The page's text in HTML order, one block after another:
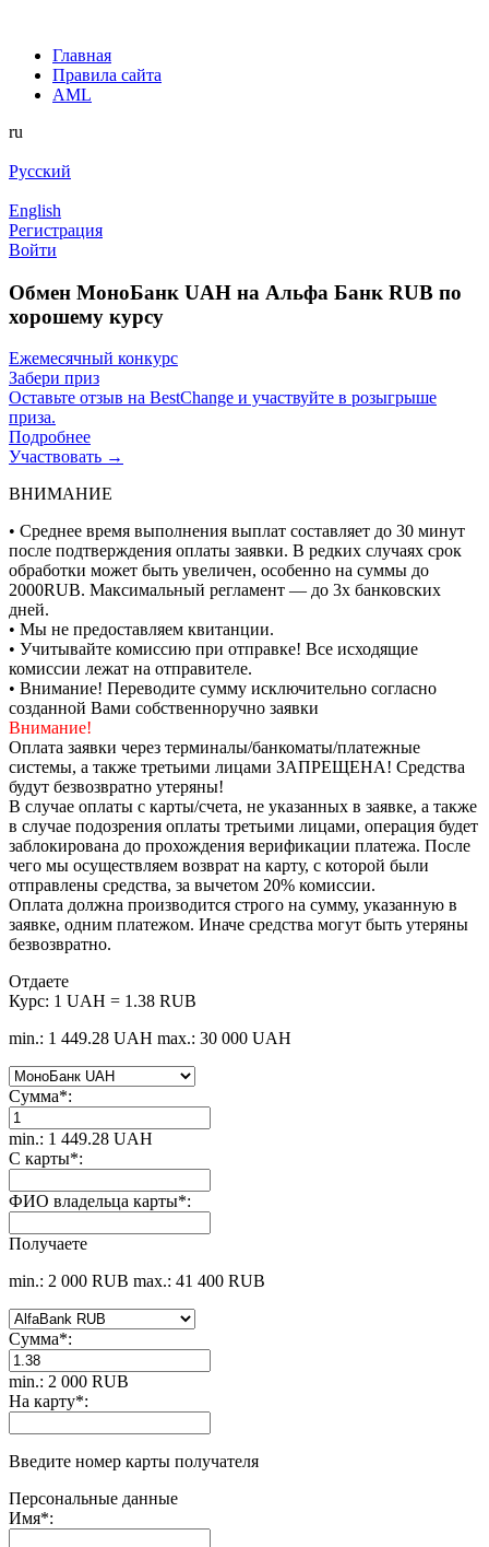
Главная
Правила сайта
AML
ru
Русский
English
Регистрация
Войти
Обмен МоноБанк UAH на Альфа Банк RUB по
хорошему курсу
Ежемесячный конкурс
Забери приз
Оставьте отзыв на BestChange и участвуйте в розыгрыше
приза.
Подробнее
Участвовать →
ВНИМАНИЕ
• Среднее время выполнения выплат составляет до 30 минут
после подтверждения оплаты заявки. В редких случаях срок
обработки может быть увеличен, особенно на суммы до
2000RUB. Максимальный регламент — до 3х банковских
дней.
• Мы не предоставляем квитанции.
• Учитывайте комиссию при отправке! Все исходящие
комиссии лежат на отправителе.
• Внимание! Переводите сумму исключительно согласно
созданной Вами собственноручно заявки
Внимание!
Оплата заявки через терминалы/банкоматы/платежные
системы, а также третьими лицами ЗАПРЕЩЕНА! Средства
будут безвозвратно утеряны!
В случае оплаты с карты/счета, не указанных в заявке, а также
в случае подозрения оплаты третьими лицами, операция будет
заблокирована до прохождения верификации платежа. После
чего мы осуществляем возврат на карту, с которой были
отправлены средства, за вычетом 20% комиссии.
Оплата должна производится строго на сумму, указанную в
заявке, одним платежом. Иначе средства могут быть утеряны
безвозвратно.
Отдаете
Курс: 1 UAH = 1.38 RUB
min.: 1 449.28 UAH max.: 30 000 UAH
Сумма*:
min.: 1 449.28 UAH
С карты*:
ФИО владельца карты*:
Получаете
min.: 2 000 RUB max.: 41 400 RUB
Сумма*:
min.: 2 000 RUB
На карту*:
Введите номер карты получателя
Персональные данные
Имя*: